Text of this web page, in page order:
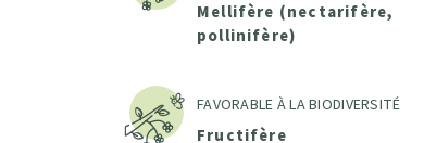
Mellifère (nectarifère,
pollinifère)
FAVORABLE À LA BIODIVERSITÉ
Fructifère